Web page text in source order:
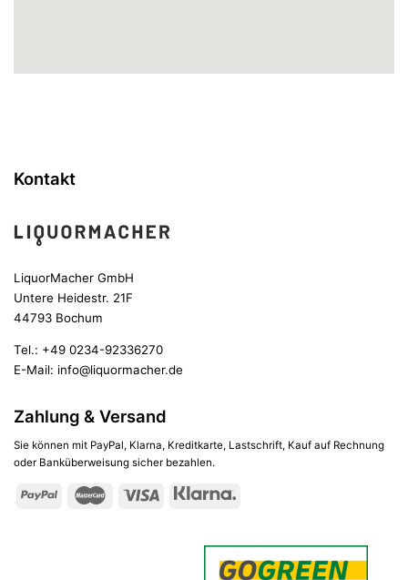
Kontakt
LiquorMacher GmbH
Untere Heidestr. 21F
44793 Bochum
Tel.: +49 0234-92336270
E-Mail: info@liquormacher.de
Zahlung & Versand
Sie können mit PayPal, Klarna, Kreditkarte, Lastschrift, Kauf auf Rechnung
oder Banküberweisung sicher bezahlen.